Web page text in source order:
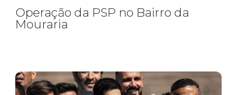
Operação da PSP no Bairro da
Mouraria